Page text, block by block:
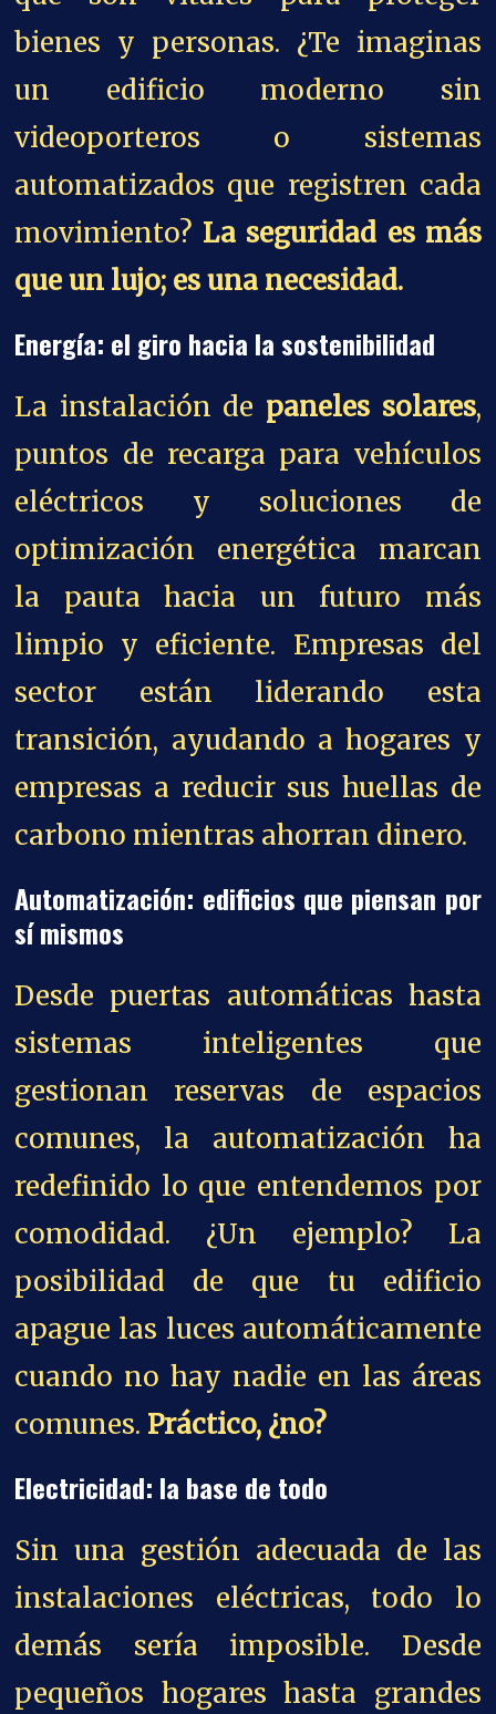
bienes y personas. ¿Te imaginas
un edificio moderno sin
videoporteros o sistemas
automatizados que registren cada
movimiento? La seguridad es más
que un lujo; es una necesidad.
Energía: el giro hacia la sostenibilidad
La instalación de paneles solares,
puntos de recarga para vehículos
eléctricos y soluciones de
optimización energética marcan
la pauta hacia un futuro más
limpio y eficiente. Empresas del
sector están liderando esta
transición, ayudando a hogares y
empresas a reducir sus huellas de
carbono mientras ahorran dinero.
Automatización: edificios que piensan por
sí mismos
Desde puertas automáticas hasta
sistemas inteligentes que
gestionan reservas de espacios
comunes, la automatización ha
redefinido lo que entendemos por
comodidad. ¿Un ejemplo? La
posibilidad de que tu edificio
apague las luces automáticamente
cuando no hay nadie en las áreas
comunes. Práctico, ¿no?
Electricidad: la base de todo
Sin una gestión adecuada de las
instalaciones eléctricas, todo lo
demás sería imposible. Desde
pequeños hogares hasta grandes